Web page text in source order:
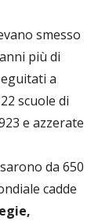
smesso
più di
a
scuole di
e azzerate
da 650
cadde